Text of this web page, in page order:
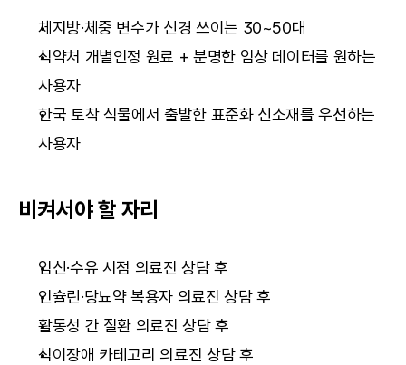
체지방·체중 변수가 신경 쓰이는 30~50대
식약처 개별인정 원료 + 분명한 임상 데이터를 원하는
사용자
한국 토착 식물에서 출발한 표준화 신소재를 우선하는
사용자
비켜서야 할 자리
임신·수유 시점 의료진 상담 후
인슐린·당뇨약 복용자 의료진 상담 후
활동성 간 질환 의료진 상담 후
식이장애 카테고리 의료진 상담 후